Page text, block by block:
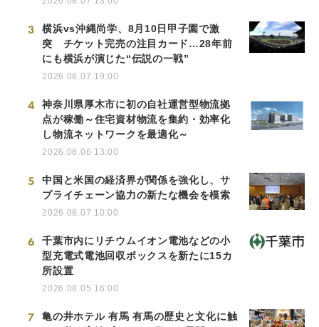
3
横浜vs沖縄尚学、8月10日甲子園で激
突 チケット完売の注目カード…28年前
にも横浜が演じた“伝説の一戦”
2026.08.07 19:00
4
神奈川県厚木市に初の自社運営型物流拠
点が稼働～住宅資材物流を集約・効率化
し物流ネットワークを最適化～
2026.08.06 13:00
5
中国と米国の経済界が関係を強化し、サ
プライチェーン協力の新たな機会を模索
2026.08.07 10:00
6
千葉市内にリチウムイオン電池などの小
型充電式電池回収ボックスを新たに15カ
所設置
2026.08.05 16:00
7
亀の井ホテル 有馬 有馬の歴史と文化に触